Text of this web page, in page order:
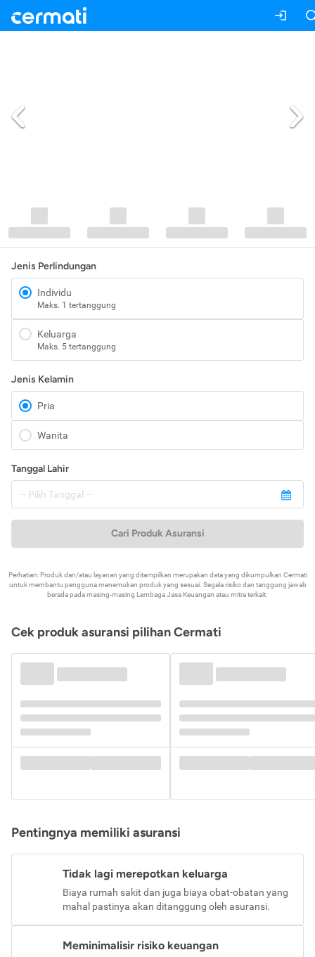
Jenis Perlindungan
Individu
Maks. 1 tertanggung
Keluarga
Maks. 5 tertanggung
Jenis Kelamin
Pria
Wanita
Tanggal Lahir
Cari Produk Asuransi
Perhatian: Produk dan/atau layanan yang ditampilkan merupakan data yang dikumpulkan Cermati
untuk membantu pengguna menemukan produk yang sesuai. Segala risiko dan tanggung jawab
berada pada masing-masing Lembaga Jasa Keuangan atau mitra terkait.
Cek produk asuransi pilihan Cermati
Pentingnya memiliki asuransi
Tidak lagi merepotkan keluarga
Biaya rumah sakit dan juga biaya obat-obatan yang
mahal pastinya akan ditanggung oleh asuransi.
Meminimalisir risiko keuangan